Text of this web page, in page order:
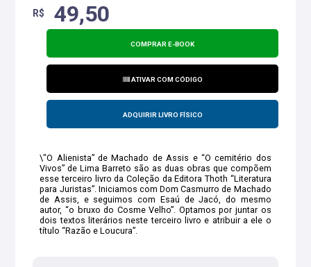
R$ 49,50
COMPRAR E-BOOK
ATIVAR COM CÓDIGO
ADQUIRIR LIVRO FÍSICO
\"O Alienista” de Machado de Assis e “O cemitério dos
Vivos” de Lima Barreto são as duas obras que compõem
esse terceiro livro da Coleção da Editora Thoth “Literatura
para Juristas”. Iniciamos com Dom Casmurro de Machado
de Assis, e seguimos com Esaú de Jacó, do mesmo
autor, “o bruxo do Cosme Velho”. Optamos por juntar os
dois textos literários neste terceiro livro e atribuir a ele o
título “Razão e Loucura”.